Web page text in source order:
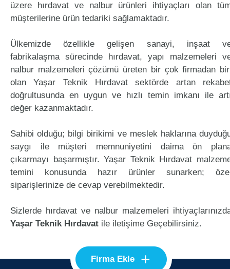
üzere hırdavat ve nalbur ürünleri ihtiyaçları olan
müşterilerine ürün tedariki sağlamaktadır.
Ülkemizde özellikle gelişen sanayi, inşaat
fabrikalaşma sürecinde hırdavat, yapı malzemeleri
nalbur malzemeleri çözümü üreten bir çok firmadan
olan Yaşar Teknik Hırdavat sektörde artan
doğrultusunda en uygun ve hızlı temin imkanı ile
değer kazanmaktadır.
Sahibi olduğu; bilgi birikimi ve meslek haklarına
saygı ile müşteri memnuniyetini daima ön
çıkarmayı başarmıştır. Yaşar Teknik Hırdavat
temini konusunda hazır ürünler sunarken;
siparişlerinize de cevap verebilmektedir.
Sizlerde hırdavat ve nalbur malzemeleri
Yaşar Teknik Hırdavat ile iletişime Geçebilirsiniz.
Firma Ekle +